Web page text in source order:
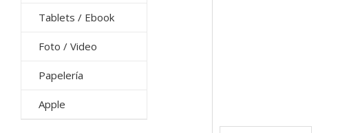
Tablets / Ebook
Foto / Video
Papelería
Apple